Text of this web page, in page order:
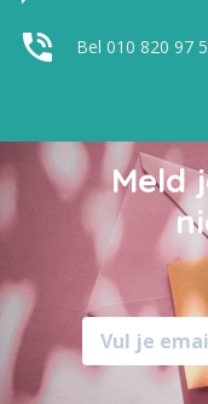
Bel 010 820 97
Meld